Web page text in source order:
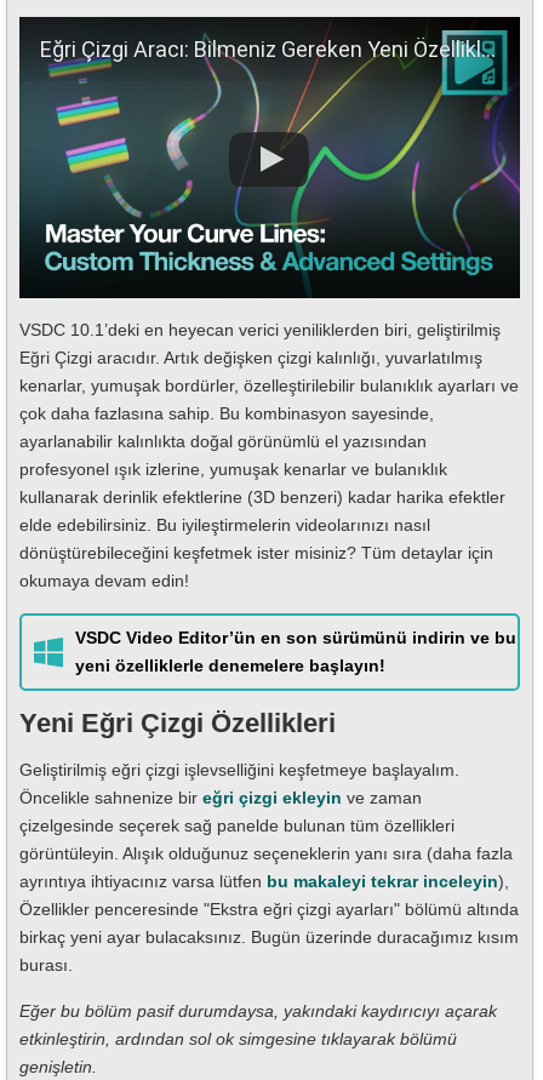
Eğri Çizgi Aracı: Bilmeniz Gereken Yeni Özellikler!
VSDC 10.1’deki en heyecan verici yeniliklerden biri, geliştirilmiş
Eğri Çizgi aracıdır. Artık değişken çizgi kalınlığı, yuvarlatılmış
kenarlar, yumuşak bordürler, özelleştirilebilir bulanıklık ayarları ve
çok daha fazlasına sahip. Bu kombinasyon sayesinde,
ayarlanabilir kalınlıkta doğal görünümlü el yazısından
profesyonel ışık izlerine, yumuşak kenarlar ve bulanıklık
kullanarak derinlik efektlerine (3D benzeri) kadar harika efektler
elde edebilirsiniz. Bu iyileştirmelerin videolarınızı nasıl
dönüştürebileceğini keşfetmek ister misiniz? Tüm detaylar için
okumaya devam edin!
VSDC Video Editor’ün en son sürümünü indirin ve bu
yeni özelliklerle denemelere başlayın!
Yeni Eğri Çizgi Özellikleri
Geliştirilmiş eğri çizgi işlevselliğini keşfetmeye başlayalım.
Öncelikle sahnenize bir eğri çizgi ekleyin ve zaman
çizelgesinde seçerek sağ panelde bulunan tüm özellikleri
görüntüleyin. Alışık olduğunuz seçeneklerin yanı sıra (daha fazla
ayrıntıya ihtiyacınız varsa lütfen bu makaleyi tekrar inceleyin),
Özellikler penceresinde "Ekstra eğri çizgi ayarları" bölümü altında
birkaç yeni ayar bulacaksınız. Bugün üzerinde duracağımız kısım
burası.
Eğer bu bölüm pasif durumdaysa, yakındaki kaydırıcıyı açarak
etkinleştirin, ardından sol ok simgesine tıklayarak bölümü
genişletin.